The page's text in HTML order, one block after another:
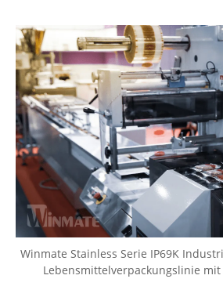
Winmate Stainless Serie IP69K
Lebensmittelverpackungslinie mit